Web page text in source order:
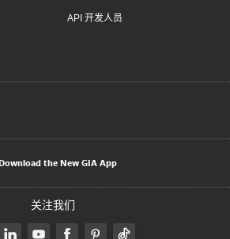
API 开发人员
the New GIA App
关注我们